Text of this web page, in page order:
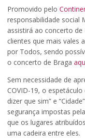
Promovido pelo
responsabilidade social
assistirá ao concerto
clientes que mais vales
por Todos, sendo
o concerto de Braga
Sem necessidade de
COVID-19, o espetáculo
dizer que sim” e
segurança impostas
que os lugares
uma cadeira entre eles.